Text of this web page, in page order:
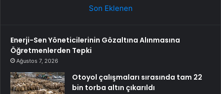
Son Eklenen
Enerji-Sen Yöneticilerinin Gözaltına Alınmasına
Öğretmenlerden Tepki
Ağustos 7, 2026
Otoyol çalışmaları sırasında tam 22
bin torba altın çıkarıldı